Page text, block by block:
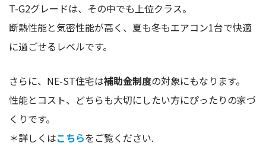
T-G2グレードは、その中でも上位クラス。
断熱性能と気密性能が高く、夏も冬もエアコン1台で快適
に過ごせるレベルです。
さらに、NE-ST住宅は補助金制度の対象にもなります。
性能とコスト、どちらも大切にしたい方にぴったりの家づ
くりです。
＊詳しくはこちらをご覧ください.